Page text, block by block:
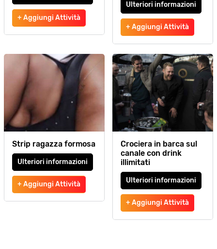
+ Aggiungi Attività
Ulteriori informazioni
+ Aggiungi Attività
Strip ragazza formosa
Ulteriori informazioni
+ Aggiungi Attività
Crociera in barca sul
canale con drink
illimitati
Ulteriori informazioni
+ Aggiungi Attività